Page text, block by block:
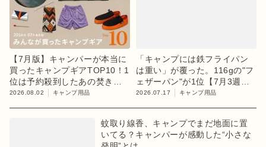
【7月版】キャンパーが本当に
買ったキャンプギアTOP10！1
位は予約殺到したあの焚き火
台
2026.08.02 キャンプ用品
「キャンプには鉄フライパン
は重い」が覆った。116gの"フ
ェザーパン"が1位【7月3週ラ
ンキング】
2026.07.17 キャンプ用品
蚊取り線香、キャンプでまだ地面に置
いてる？キャンパーが感動した“小さな